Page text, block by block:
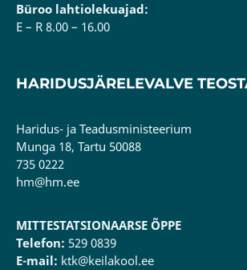
Büroo lahtiolekuajad:
E – R 8.00 – 16.00
HARIDUSJÄRELEVALVE
Haridus- ja Teadusministeerium
Munga 18, Tartu 50088
735 0222
hm@hm.ee
MITTESTATSIONAARSE ÕPPE
Telefon: 529 0839
E-mail: ktk@keilakool.ee